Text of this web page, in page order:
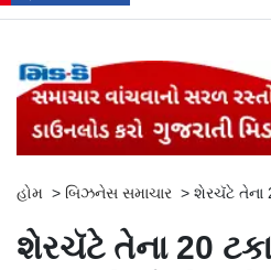
હોમ > બિઝનેસ સમાચાર > શેરચૅટે તેના
શેરચૅટે તેના 20 ટકા